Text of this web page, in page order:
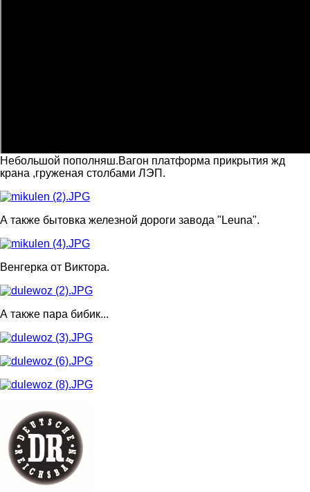
Небольшой пополняш.Вагон платформа прикрытия жд
крана ,груженая столбами ЛЭП.
А также бытовка железной дороги завода "Leuna".
Венгерка от Виктора.
А также пара бибик...